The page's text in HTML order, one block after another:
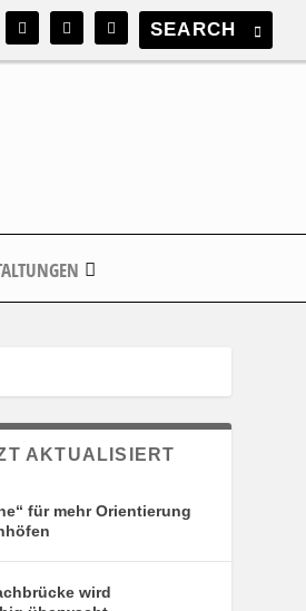
AKTUALISIERT
für mehr Orientierung
wird